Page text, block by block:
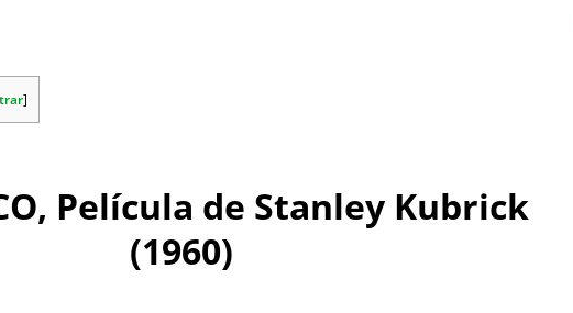
]
Película de Stanley Kubrick
(1960)